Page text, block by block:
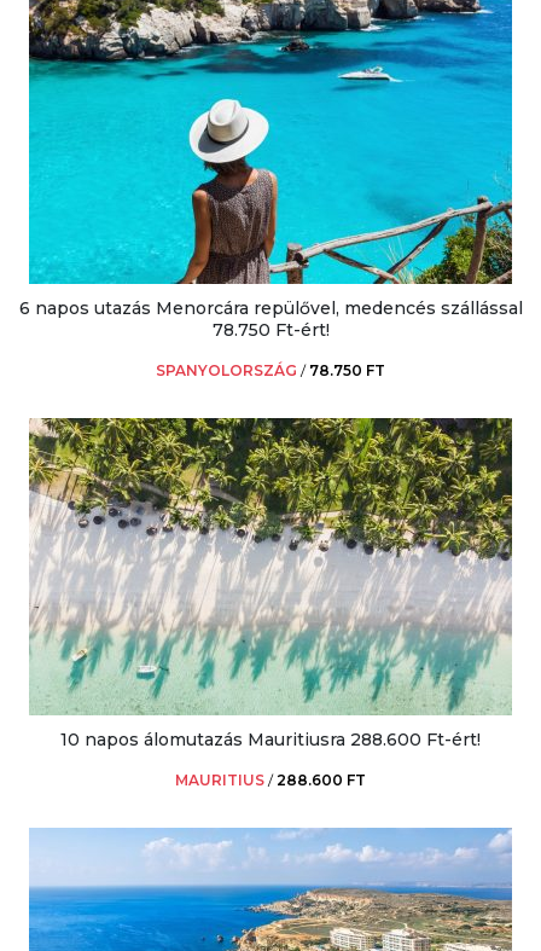
6 napos utazás Menorcára repülővel, medencés szállással
78.750 Ft-ért!
SPANYOLORSZÁG / 78.750 FT
10 napos álomutazás Mauritiusra 288.600 Ft-ért!
MAURITIUS /288.600 FT